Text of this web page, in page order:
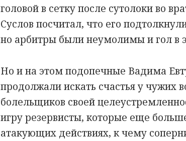
головой в сетку после сутолоки во
Суслов посчитал, что его
но арбитры были неумолимы и гол в
Но и на этом подопечные Вадима
продолжали искать счастья у чужих
болельщиков своей
игру резервисты, которые еще
атакующих действиях, к чему